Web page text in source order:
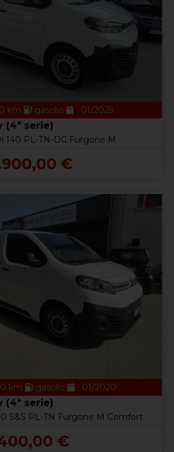
km gasolio 01/2025
(4ª serie)
140 PL-TN-DC Furgone M
€
km gasolio 01/2020
(4ª serie)
S&S PL-TN Furgone M Comfort
€